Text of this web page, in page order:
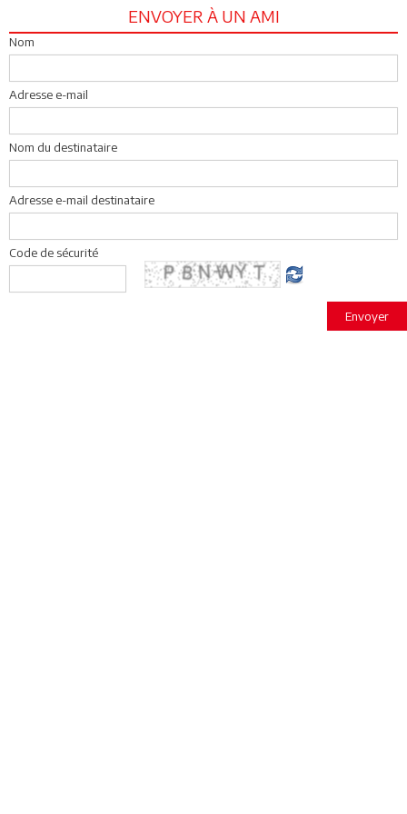
ENVOYER À UN AMI
Nom
Adresse e-mail
Nom du destinataire
Adresse e-mail destinataire
Code de sécurité
Envoyer